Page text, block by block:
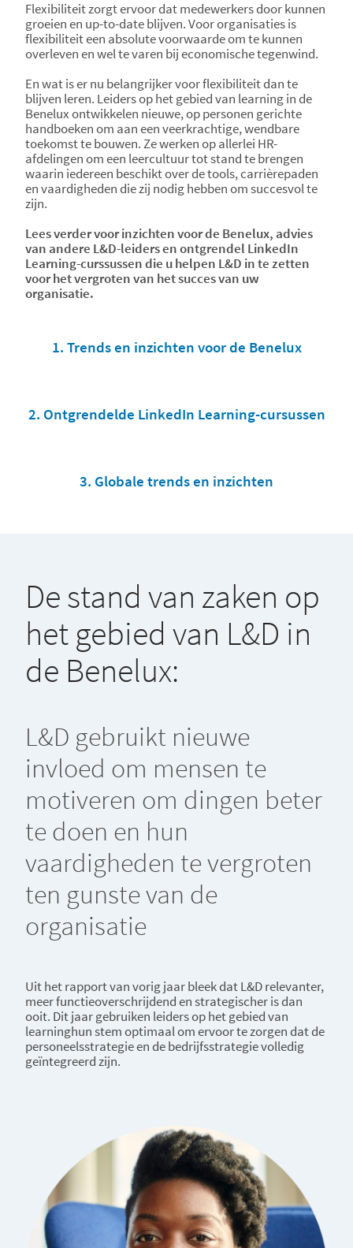
Flexibiliteit zorgt ervoor dat medewerkers door kunnen
groeien en up-to-date blijven. Voor organisaties is
flexibiliteit een absolute voorwaarde om te kunnen
overleven en wel te varen bij economische tegenwind.
En wat is er nu belangrijker voor flexibiliteit dan te
blijven leren. Leiders op het gebied van learning in de
Benelux ontwikkelen nieuwe, op personen gerichte
handboeken om aan een veerkrachtige, wendbare
toekomst te bouwen. Ze werken op allerlei HR-
afdelingen om een leercultuur tot stand te brengen
waarin iedereen beschikt over de tools, carrièrepaden
en vaardigheden die zij nodig hebben om succesvol te
zijn.
Lees verder voor inzichten voor de Benelux, advies
van andere L&D-leiders en ontgrendel LinkedIn
Learning-curssussen die u helpen L&D in te zetten
voor het vergroten van het succes van uw
organisatie.
1. Trends en inzichten voor de Benelux
2. Ontgrendelde LinkedIn Learning-cursussen
3. Globale trends en inzichten
De stand van zaken op
het gebied van L&D in
de Benelux:
L&D gebruikt nieuwe
invloed om mensen te
motiveren om dingen beter
te doen en hun
vaardigheden te vergroten
ten gunste van de
organisatie
Uit het rapport van vorig jaar bleek dat L&D relevanter,
meer functieoverschrijdend en strategischer is dan
ooit. Dit jaar gebruiken leiders op het gebied van
learninghun stem optimaal om ervoor te zorgen dat de
personeelsstrategie en de bedrijfsstrategie volledig
geïntegreerd zijn.